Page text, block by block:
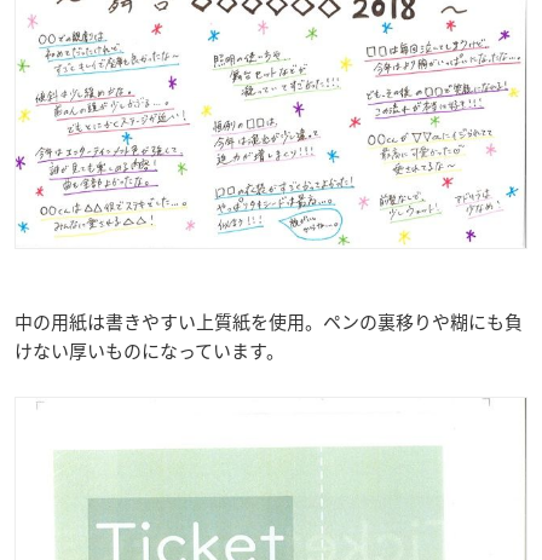
中の用紙は書きやすい上質紙を使用。ペンの裏移りや糊にも負
けない厚いものになっています。